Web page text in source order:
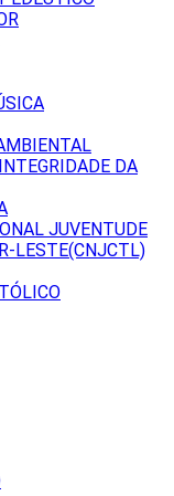
DA
JUVENTUDE
LESTE(CNJCTL)